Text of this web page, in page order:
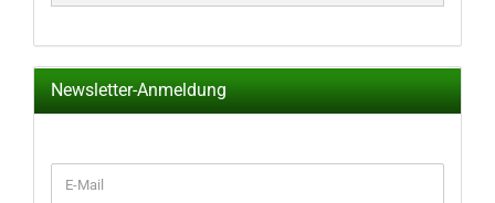
Newsletter-Anmeldung
ZUR
E-